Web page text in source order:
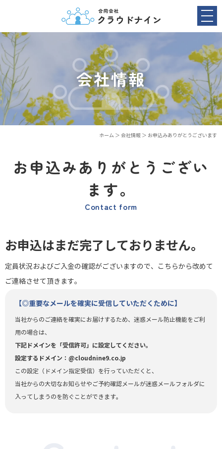
会社情報
ホーム ＞ 会社情報 ＞ お申込みありがとうございます
お申込みありがとうござい
ます。
Contact form
お申込はまだ完了しておりません。
定員状況およびご入金の確認がございますので、こちらから改めて
ご連絡させて頂きます。
【◎重要なメールを確実に受信していただくために】
当社からのご連絡を確実にお届けするため、迷惑メール防止機能をご利
用の場合は、
下記ドメインを「受信許可」に設定してください。
設定するドメイン：@cloudnine9.co.jp
この設定（ドメイン指定受信）を行っていただくと、
当社からの大切なお知らせやご予約確認メールが迷惑メールフォルダに
入ってしまうのを防ぐことができます。